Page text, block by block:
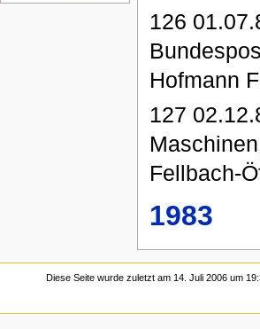
126
Hofmann
127
Fellbach-
1983
Diese Seite wurde zuletzt am 14. Juli 2006 um